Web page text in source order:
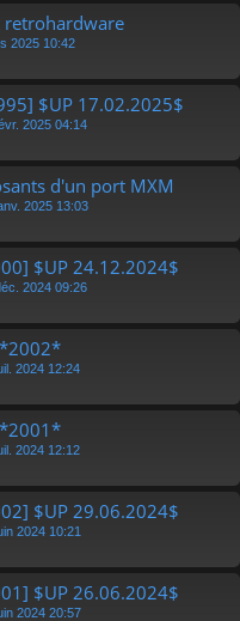
retrohardware
2025 10:42
$UP 17.02.2025$
2025 04:14
d'un port MXM
2025 13:03
$UP 24.12.2024$
2024 09:26
2024 12:24
2024 12:12
$UP 29.06.2024$
2024 10:21
$UP 26.06.2024$
2024 20:57